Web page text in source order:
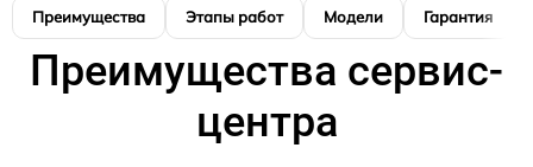
Преимущества Этапы работ Модели Гарантия
Преимущества сервис-
центра